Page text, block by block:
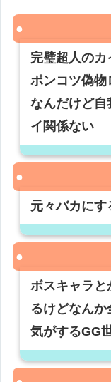
完璧超人の
ポンコツ偽物
なんだけど自
イ関係ない
元々バカに
ボスキャラと
るけどなん
気がするGG